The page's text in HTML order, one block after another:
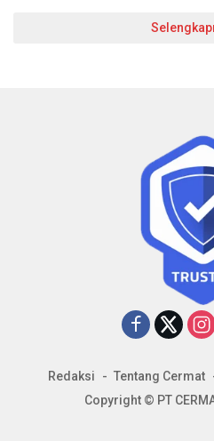
Redaksi Tentang Cermat
Copyright © PT